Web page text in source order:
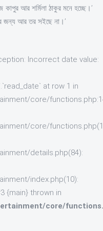
আর শর্মিলা ঠাকুর মনে হচ্ছে।’
জন্য আর তর সইছে না।’
Incorrect date value:
at row 1 in
core/
core/
details.php(84):
index.php(10):
{main} thrown in
core/